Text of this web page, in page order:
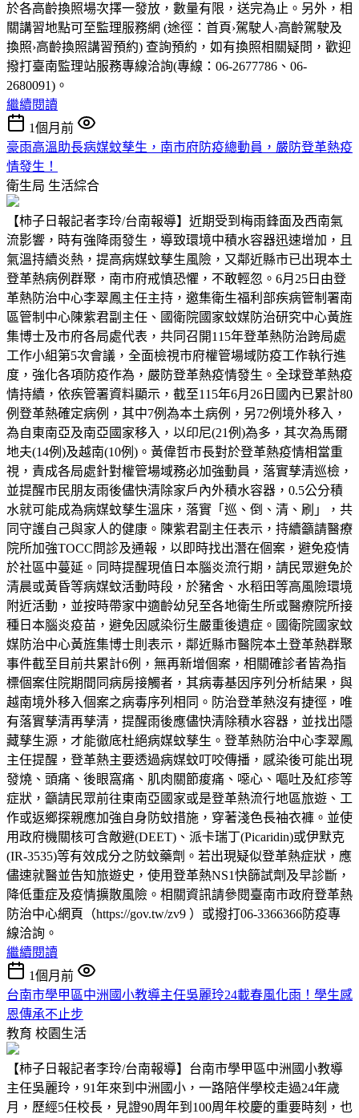
於各高齡換照場次擇一發放，數量有限，送完為止。另外，相
關講習地點可至監理服務網 (途徑：首頁›駕駛人›高齡駕駛及
換照›高齡換照講習預約) 查詢預約，如有換照相關疑問，歡迎
撥打臺南監理站服務專線洽詢(專線：06-2677786、06-
2680091)。
繼續閱讀
1個月前
豪雨高溫助長病媒蚊孳生，南市府防疫總動員，嚴防登革熱疫
情發生！
衛生局 生活綜合
【柿子日報記者李玲/台南報導】近期受到梅雨鋒面及西南氣
流影響，時有強降雨發生，導致環境中積水容器迅速增加，且
氣溫持續炎熱，提高病媒蚊孳生風險，又鄰近縣市已出現本土
登革熱病例群聚，南市府戒慎恐懼，不敢輕忽。6月25日由登
革熱防治中心李翠鳳主任主持，邀集衛生福利部疾病管制署南
區管制中心陳紫君副主任、國衛院國家蚊媒防治研究中心黃旌
集博士及市府各局處代表，共同召開115年登革熱防治跨局處
工作小組第5次會議，全面檢視市府權管場域防疫工作執行進
度，強化各項防疫作為，嚴防登革熱疫情發生。全球登革熱疫
情持續，依疾管署資料顯示，截至115年6月26日國內已累計80
例登革熱確定病例，其中7例為本土病例，另72例境外移入，
為自東南亞及南亞國家移入，以印尼(21例)為多，其次為馬爾
地夫(14例)及越南(10例)。黃偉哲市長對於登革熱疫情相當重
視，責成各局處針對權管場域務必加強動員，落實孳清巡檢，
並提醒市民朋友雨後儘快清除家戶內外積水容器，0.5公分積
水就可能成為病媒蚊孳生溫床，落實「巡、倒、清、刷」，共
同守護自己與家人的健康。陳紫君副主任表示，持續籲請醫療
院所加強TOCC問診及通報，以即時找出潛在個案，避免疫情
於社區中蔓延。同時提醒現值日本腦炎流行期，請民眾避免於
清晨或黃昏等病媒蚊活動時段，於豬舍、水稻田等高風險環境
附近活動，並按時帶家中適齡幼兒至各地衛生所或醫療院所接
種日本腦炎疫苗，避免因感染衍生嚴重後遺症。國衛院國家蚊
媒防治中心黃旌集博士則表示，鄰近縣市醫院本土登革熱群聚
事件截至目前共累計6例，無再新增個案，相關確診者皆為指
標個案住院期間同病房接觸者，其病毒基因序列分析結果，與
越南境外移入個案之病毒序列相同。防治登革熱沒有捷徑，唯
有落實孳清再孳清，提醒雨後應儘快清除積水容器，並找出隱
藏孳生源，才能徹底杜絕病媒蚊孳生。登革熱防治中心李翠鳳
主任提醒，登革熱主要透過病媒蚊叮咬傳播，感染後可能出現
發燒、頭痛、後眼窩痛、肌肉關節痠痛、噁心、嘔吐及紅疹等
症狀，籲請民眾前往東南亞國家或是登革熱流行地區旅遊、工
作或返鄉探親應加強自身防蚊措施，穿著淺色長袖衣褲。並使
用政府機關核可含敵避(DEET)、派卡瑞丁(Picaridin)或伊默克
(IR-3535)等有效成分之防蚊藥劑。若出現疑似登革熱症狀，應
儘速就醫並告知旅遊史，使用登革熱NS1快篩試劑及早診斷，
降低重症及疫情擴散風險。相關資訊請參閱臺南市政府登革熱
防治中心網頁（https://gov.tw/zv9 ）或撥打06-3366366防疫專
線洽詢。
繼續閱讀
1個月前
台南市學甲區中洲國小教導主任吳麗玲24載春風化雨！學生感
恩傳承不止步
教育 校園生活
【柿子日報記者李玲/台南報導】台南市學甲區中洲國小教導
主任吳麗玲，91年來到中洲國小，一路陪伴學校走過24年歲
月，歷經5任校長，見證90周年到100周年校慶的重要時刻，也